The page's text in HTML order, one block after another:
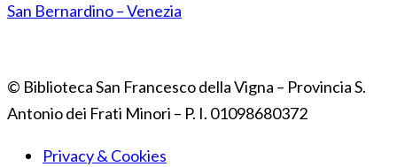
San Bernardino – Venezia
© Biblioteca San Francesco della Vigna – Provincia S.
Antonio dei Frati Minori – P. I. 01098680372
Privacy & Cookies